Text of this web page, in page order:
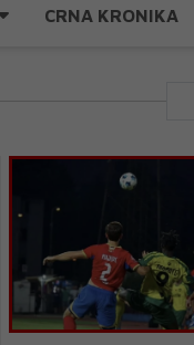
CRNA KRONIKA